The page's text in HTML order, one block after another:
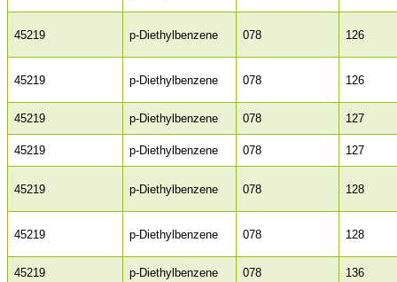
45219 p-Diethylbenzene 078 126
45219 p-Diethylbenzene 078 126
45219 p-Diethylbenzene 078 127
45219 p-Diethylbenzene 078 127
45219 p-Diethylbenzene 078 128
45219 p-Diethylbenzene 078 128
45219 p-Diethylbenzene 078 136